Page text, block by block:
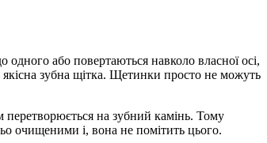
або повертаються навколо власної осі,
зубна щітка. Щетинки просто не можуть
на зубний камінь. Тому
очищеними і, вона не помітить цього.